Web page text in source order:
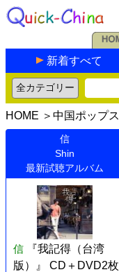
新着すべて
HOME ＞ 中国ポップス
信
Shin
最新試聴アルバム
信
『我記得（台湾
版）』 CD＋DVD2枚